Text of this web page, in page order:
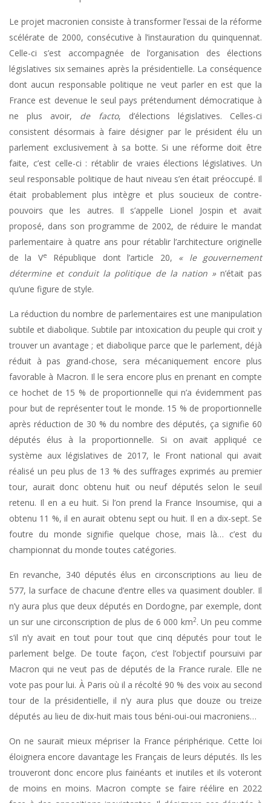
Le projet macronien consiste à transformer l’essai de la réforme
scélérate de 2000, consécutive à l’instauration du quinquennat.
Celle-ci s’est accompagnée de l’organisation des élections
législatives six semaines après la présidentielle. La conséquence
dont aucun responsable politique ne veut parler en est que la
France est devenue le seul pays prétendument démocratique à
ne plus avoir, de facto, d’élections législatives. Celles-ci
consistent désormais à faire désigner par le président élu un
parlement exclusivement à sa botte. Si une réforme doit être
faite, c’est celle-ci : rétablir de vraies élections législatives. Un
seul responsable politique de haut niveau s’en était préoccupé. Il
était probablement plus intègre et plus soucieux de contre-
pouvoirs que les autres. Il s’appelle Lionel Jospin et avait
proposé, dans son programme de 2002, de réduire le mandat
parlementaire à quatre ans pour rétablir l’architecture originelle
de la Ve République dont l’article 20, « le gouvernement
détermine et conduit la politique de la nation »n’était pas
qu’une figure de style.
La réduction du nombre de parlementaires est une manipulation
subtile et diabolique. Subtile par intoxication du peuple qui croit y
trouver un avantage ; et diabolique parce que le parlement, déjà
réduit à pas grand-chose, sera mécaniquement encore plus
favorable à Macron. Il le sera encore plus en prenant en compte
ce hochet de 15 % de proportionnelle qui n’a évidemment pas
pour but de représenter tout le monde. 15 % de proportionnelle
après réduction de 30 % du nombre des députés, ça signifie 60
députés élus à la proportionnelle. Si on avait appliqué ce
système aux législatives de 2017, le Front national qui avait
réalisé un peu plus de 13 % des suffrages exprimés au premier
tour, aurait donc obtenu huit ou neuf députés selon le seuil
retenu. Il en a eu huit. Si l’on prend la France Insoumise, qui a
obtenu 11 %, il en aurait obtenu sept ou huit. Il en a dix-sept. Se
foutre du monde signifie quelque chose, mais là… c’est du
championnat du monde toutes catégories.
En revanche, 340 députés élus en circonscriptions au lieu de
577, la surface de chacune d’entre elles va quasiment doubler. Il
n’y aura plus que deux députés en Dordogne, par exemple, dont
un sur une circonscription de plus de 6 000 km2. Un peu comme
s’il n’y avait en tout pour tout que cinq députés pour tout le
parlement belge. De toute façon, c’est l’objectif poursuivi par
Macron qui ne veut pas de députés de la France rurale. Elle ne
vote pas pour lui. À Paris où il a récolté 90 % des voix au second
tour de la présidentielle, il n’y aura plus que douze ou treize
députés au lieu de dix-huit mais tous béni-oui-oui macroniens…
On ne saurait mieux mépriser la France périphérique. Cette loi
éloignera encore davantage les Français de leurs députés. Ils les
trouveront donc encore plus fainéants et inutiles et ils voteront
de moins en moins. Macron compte se faire réélire en 2022